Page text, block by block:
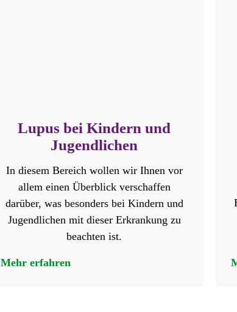
Lupus bei Kindern und
Jugendlichen
In diesem Bereich wollen wir Ihnen vor
allem einen Überblick verschaffen
darüber, was besonders bei Kindern und
Jugendlichen mit dieser Erkrankung zu
beachten ist.
Mehr erfahren